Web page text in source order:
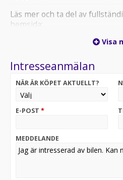
Läs mer och ta del av
hemsida:
GARANTI FRÅN XXXX:- KR/MÅN!
Denna bil kan även
med fasta månadskostnader i
Kontakta oss för mer
Varmt välkommen till DAAL Bil
Hos oss kan du alltid boka en
med både finansiering och
Visa
Intresseanmälan
NÄR ÄR KÖPET AKTUELLT?
E-POST *
MEDDELANDE